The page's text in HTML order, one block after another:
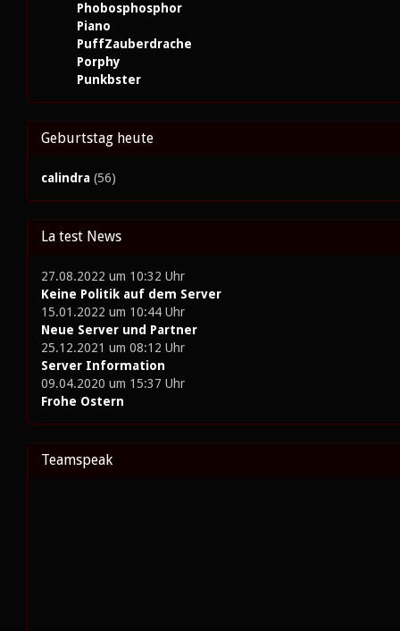
Phobosphosphor
Piano
PuffZauberdrache
Porphy
Punkbster
Geburtstag heute
calindra (56)
La test News
27.08.2022 um 10:32 Uhr
Keine Politik auf dem Server
15.01.2022 um 10:44 Uhr
Neue Server und Partner
25.12.2021 um 08:12 Uhr
Server Information
09.04.2020 um 15:37 Uhr
Frohe Ostern
Teamspeak